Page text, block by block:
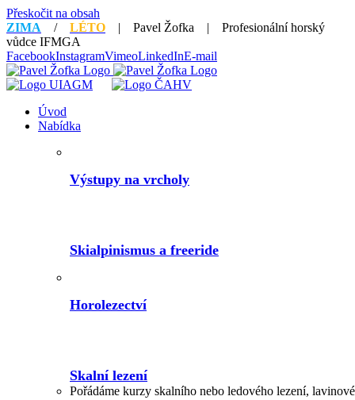
Přeskočit na obsah
ZIMA / LÉTO | Pavel Žofka | Profesionální horský
vůdce IFMGA
FacebookInstagramVimeoLinkedInE-mail
Úvod
Nabídka
Výstupy na vrcholy
Skialpinismus a freeride
Horolezectví
Skalní lezení
Pořádáme kurzy skalního nebo ledového lezení,